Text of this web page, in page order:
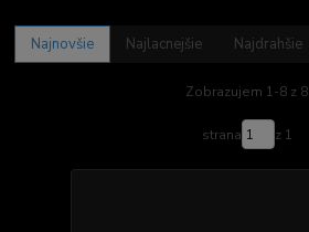
Najnovšie Najlacnejšie Najdrahšie
Zobrazujem 1-8 z 8
strana z 1